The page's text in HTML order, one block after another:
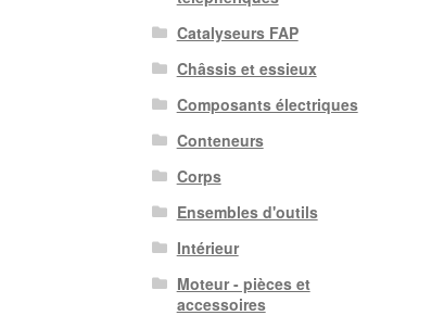
Catalyseurs FAP
Châssis et essieux
Composants électriques
Conteneurs
Corps
Ensembles d'outils
Intérieur
Moteur - pièces et
accessoires